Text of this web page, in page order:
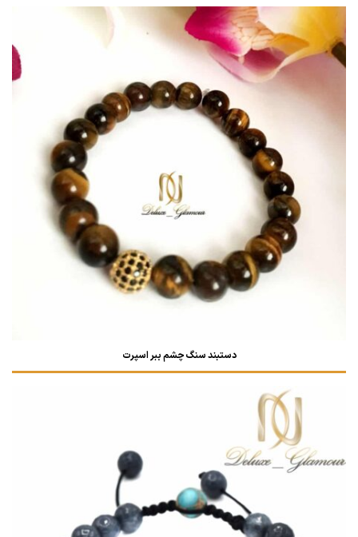
دستبند سنگ چشم ببر اسپرت